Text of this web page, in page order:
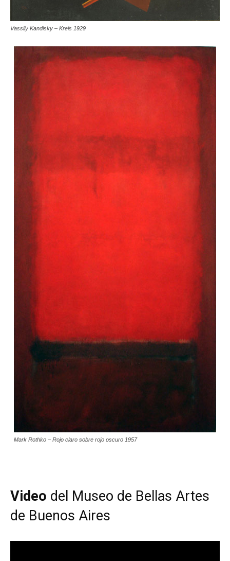
Vassily Kandisky – Kreis 1929
Mark Rothko – Rojo claro sobre rojo oscuro 1957
Video del Museo de Bellas Artes
de Buenos Aires